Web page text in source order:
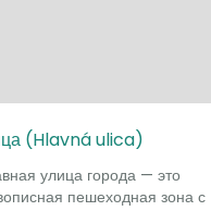
(Hlavná ulica)
улица города — это
пешеходная зона с